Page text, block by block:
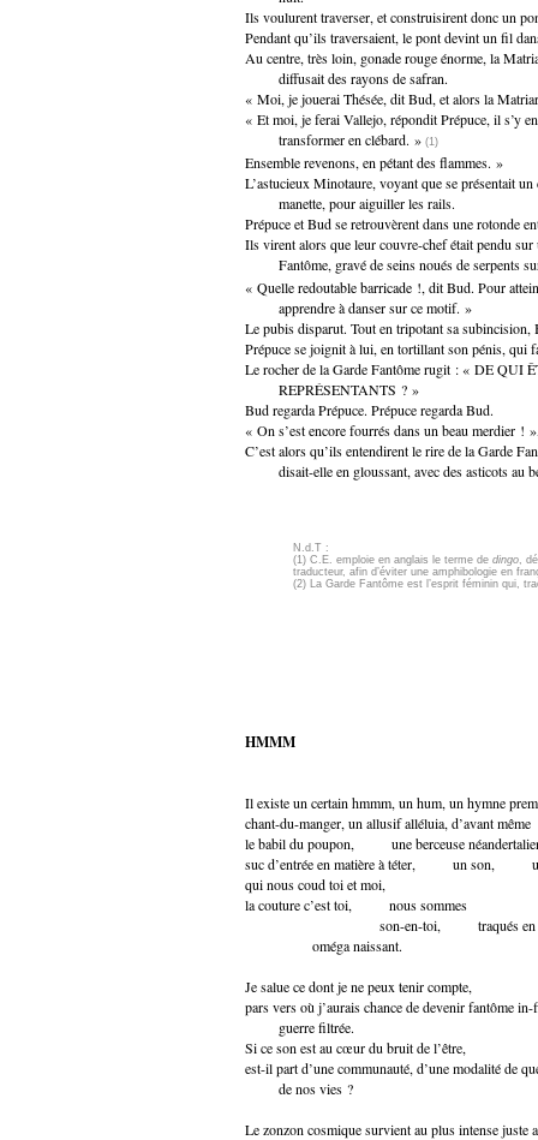
Ils voulurent traverser, et construisirent donc un
Pendant qu’ils traversaient, le pont devint un fil
Au centre, très loin, gonade rouge énorme, la
diffusait des rayons de safran.
« Moi, je jouerai Thésée, dit Bud, et alors la
« Et moi, je ferai Vallejo, répondit Prépuce, il s’y
transformer en clébard. » (1)
Ensemble revenons, en pétant des flammes. »
L’astucieux Minotaure, voyant que se présentait
manette, pour aiguiller les rails.
Prépuce et Bud se retrouvèrent dans une rotonde
Ils virent alors que leur couvre-chef était pendu
Fantôme, gravé de seins noués de serpents
« Quelle redoutable barricade !, dit Bud. Pour
apprendre à danser sur ce motif. »
Le pubis disparut. Tout en tripotant sa
Prépuce se joignit à lui, en tortillant son pénis, qui
Le rocher de la Garde Fantôme rugit : « DE QUI
REPRÉSENTANTS ? »
Bud regarda Prépuce. Prépuce regarda Bud.
« On s’est encore fourrés dans un beau merdier !
C’est alors qu’ils entendirent le rire de la Garde
disait-elle en gloussant, avec des asticots au
N.d.T :
(1) C.E. emploie en anglais le terme de dingo,
traducteur, afin d’éviter une amphibologie en
(2) La Garde Fantôme est l’esprit féminin qui,
HMMM
Il existe un certain hmmm, un hum, un hymne
chant-du-manger, un allusif alléluia, d’avant même
le babil du poupon, une berceuse
suc d’entrée en matière à téter, un son,
qui nous coud toi et moi,
la couture c’est toi, nous sommes
son-en-toi, traqués en
oméga naissant.
Je salue ce dont je ne peux tenir compte,
pars vers où j’aurais chance de devenir fantôme
guerre filtrée.
Si ce son est au cœur du bruit de l’être,
est-il part d’une communauté, d’une modalité de
de nos vies ?
Le zonzon cosmique survient au plus intense juste